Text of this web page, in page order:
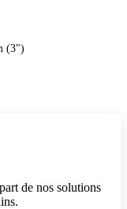
(3")
de nos solutions